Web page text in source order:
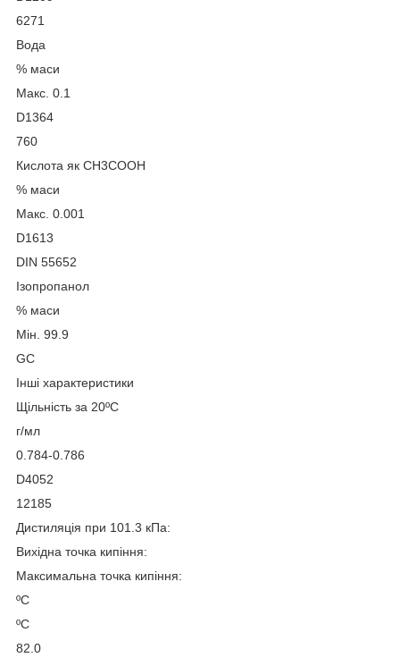
6271
Вода
% маси
Макс. 0.1
D1364
760
Кислота як СН3СООН
% маси
Макс. 0.001
D1613
DIN 55652
Ізопропанол
% маси
Мін. 99.9
GC
Інші характеристики
Щільність за 20ºC
г/мл
0.784-0.786
D4052
12185
Дистиляція при 101.3 кПа:
Вихідна точка кипіння:
Максимальна точка кипіння:
ºC
ºC
82.0